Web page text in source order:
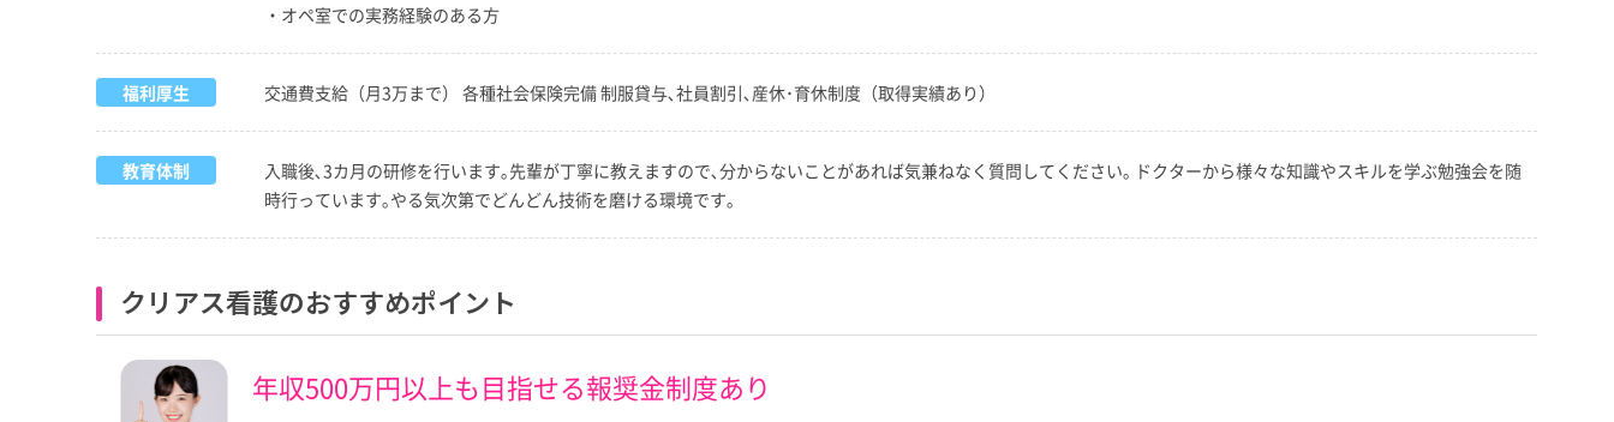
・オペ室での実務経験のある方
福利厚生 交通費支給（月3万まで） 各種社会保険完備 制服貸与､社員割引､産休･育休制度（取得実績あり）
教育体制
入職後､3カ月の研修を行います｡先輩が丁寧に教えますので､分からないことがあれば気兼ねなく質問してください｡ ドクターから様々な知識やスキルを学ぶ勉強会を随
時行っています｡やる気次第でどんどん技術を磨ける環境です｡
クリアス看護のおすすめポイント
年収500万円以上も目指せる報奨金制度あり